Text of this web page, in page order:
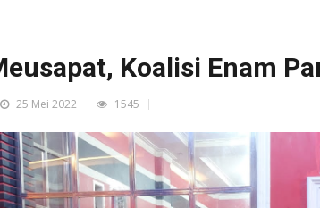
Koalisi Enam
25 Mei 2022 1545